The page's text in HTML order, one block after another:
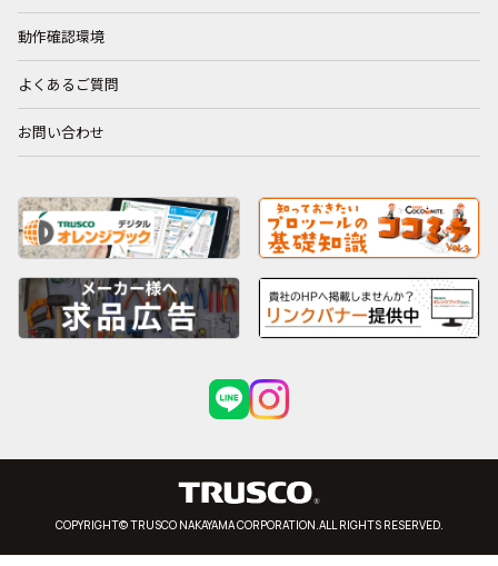
動作確認環境
よくあるご質問
お問い合わせ
COPYRIGHT© TRUSCO NAKAYAMA CORPORATION.ALL RIGHTS RESERVED.